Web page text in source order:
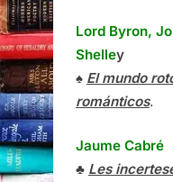
Lord Byron,
Shelley
♠ El mundo
románticos.
Jaume Cabré
♣ Les